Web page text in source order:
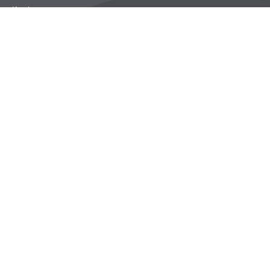
Karriere